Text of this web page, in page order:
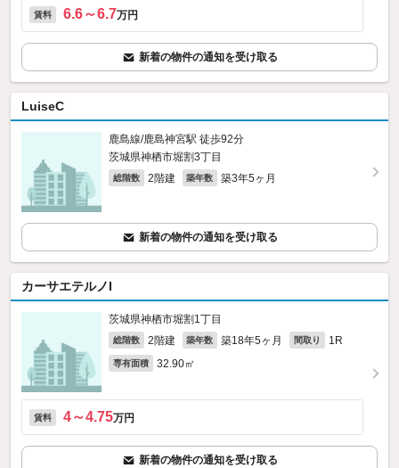
賃料 6.6～6.7万円
新着の物件の通知を受け取る
LuiseC
鹿島線/鹿島神宮駅 徒歩92分
茨城県神栖市堀割3丁目
総階数 2階建 築年数 築3年5ヶ月
新着の物件の通知を受け取る
カーサエテルノI
茨城県神栖市堀割1丁目
総階数 2階建 築年数 築18年5ヶ月 間取り 1R
専有面積 32.90㎡
賃料 4～4.75万円
新着の物件の通知を受け取る